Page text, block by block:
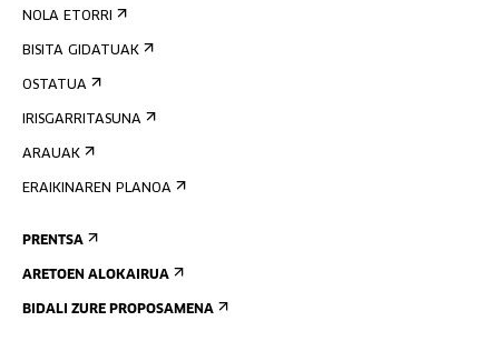
NOLA ETORRI
BISITA GIDATUAK
OSTATUA
IRISGARRITASUNA
ARAUAK
ERAIKINAREN PLANOA
PRENTSA
ARETOEN ALOKAIRUA
BIDALI ZURE PROPOSAMENA